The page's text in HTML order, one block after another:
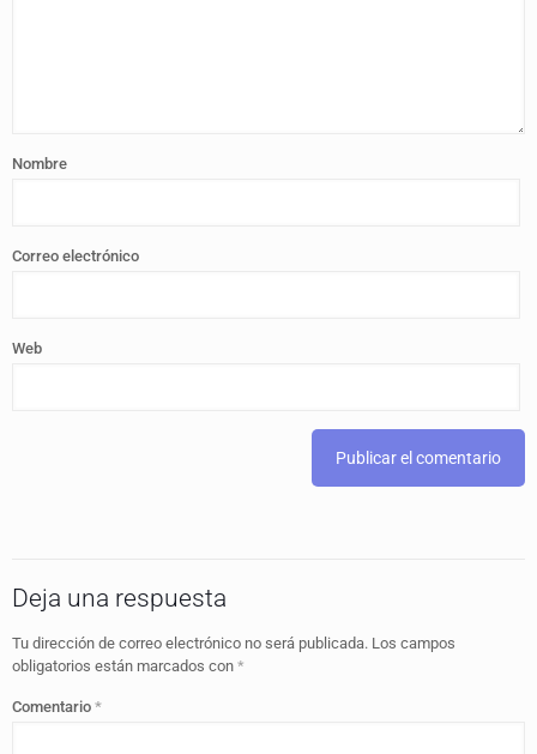
Nombre
Correo electrónico
Web
Deja una respuesta
Tu dirección de correo electrónico no será publicada. Los campos
obligatorios están marcados con *
Comentario *